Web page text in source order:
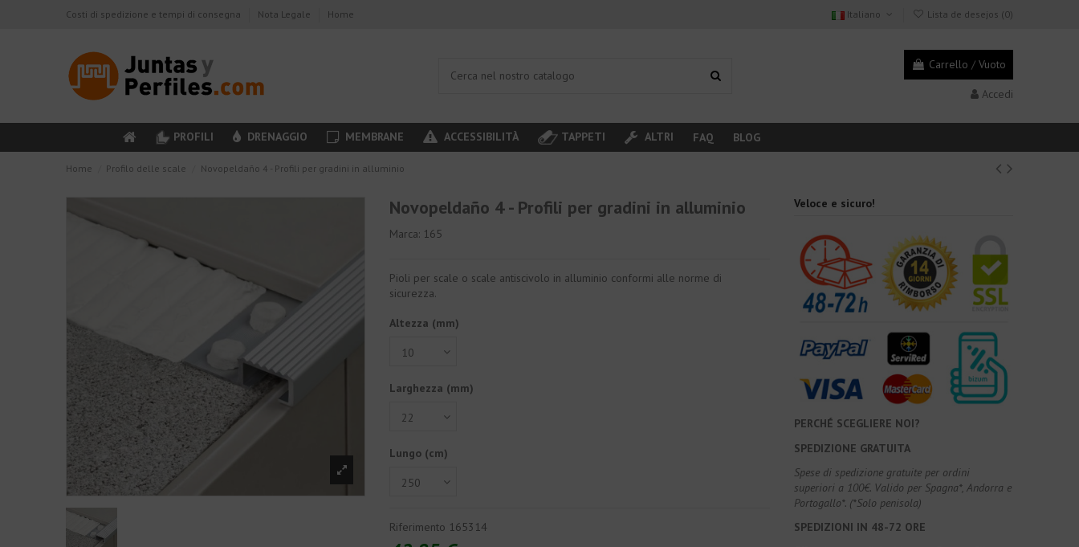
Costi di spedizione e tempi di consegna Nota Legale Home Italiano Lista de desejos (0)
Carrello / Vuoto
Accedi
PROFILI DRENAGGIO MEMBRANE ACCESSIBILITÀ TAPPETI ALTRI FAQ BLOG
Home Profilo delle scale Novopeldaño 4 - Profili per gradini in alluminio
Novopeldaño 4 - Profili per gradini in alluminio
Marca: 165
Pioli per scale o scale antiscivolo in alluminio conformi alle norme di
sicurezza.
Altezza (mm)
Larghezza (mm)
Lungo (cm)
Riferimento 165314
Veloce e sicuro!
PERCHÉ SCEGLIERE NOI?
SPEDIZIONE GRATUITA
Spese di spedizione gratuite per ordini
superiori a 100€. Valido per Spagna*, Andorra e
Portogallo*. (*Solo penisola)
SPEDIZIONI IN 48-72 ORE